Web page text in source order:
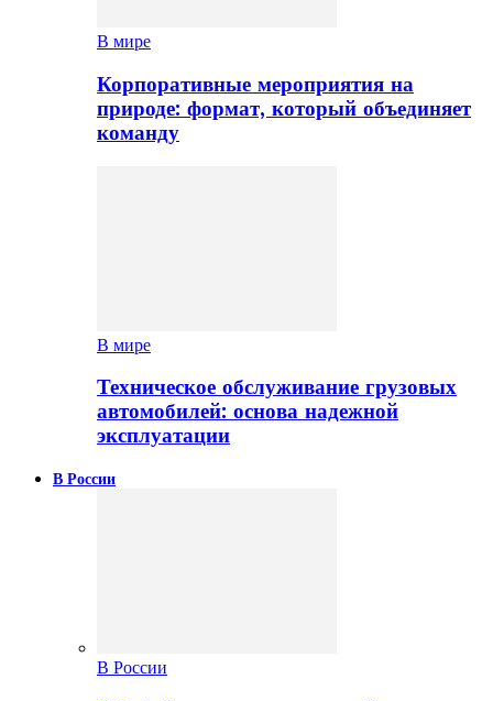
В мире
Корпоративные мероприятия на
природе: формат, который объединяет
команду
В мире
Техническое обслуживание грузовых
автомобилей: основа надежной
эксплуатации
В России
В России